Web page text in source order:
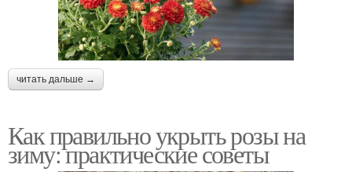
читать дальше →
Как правильно укрыть розы на
зиму: практические советы